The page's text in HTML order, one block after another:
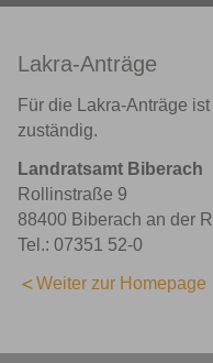
Lakra-Anträge
Für die Lakra-Anträge
zuständig.
Landratsamt Biberach
Rollinstraße 9
88400 Biberach an der
Tel.: 07351 52-0
Weiter zur Homepage